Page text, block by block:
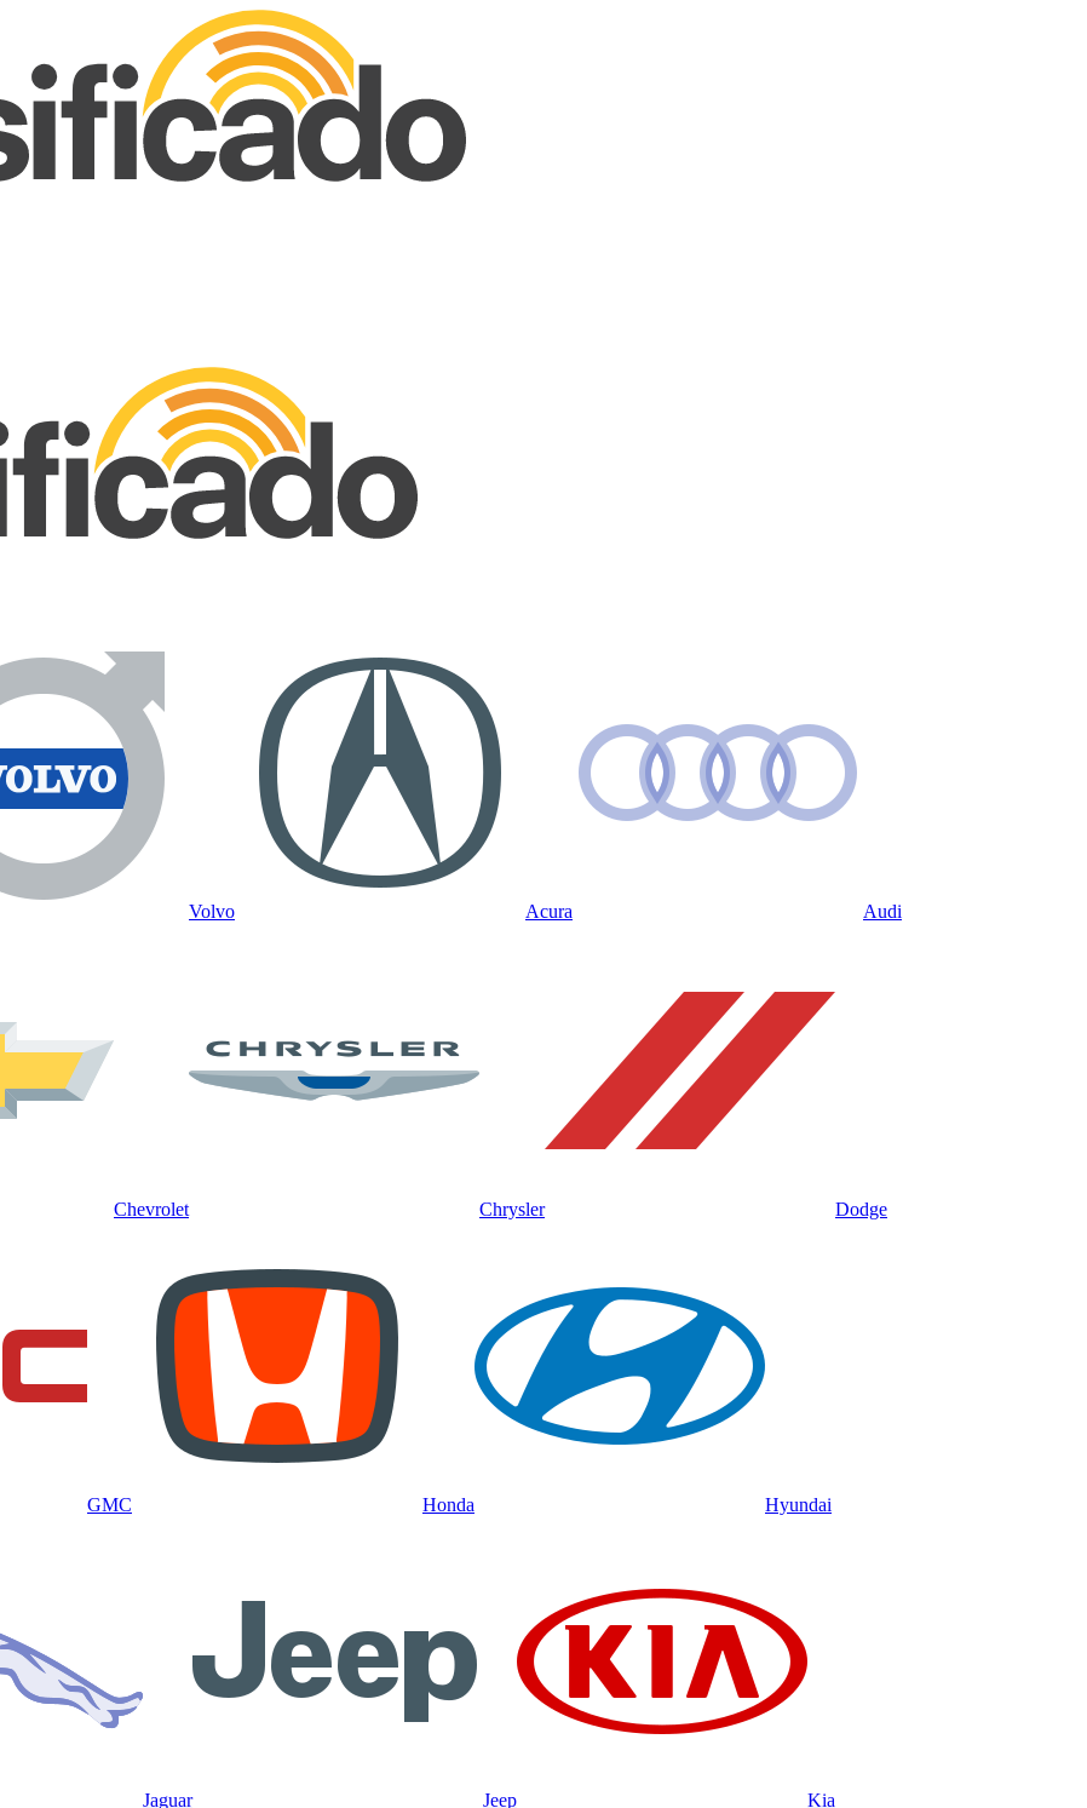
Volvo Acura Audi
Chevrolet Chrysler Dodge
GMC Honda Hyundai
Jaguar Jeep Kia